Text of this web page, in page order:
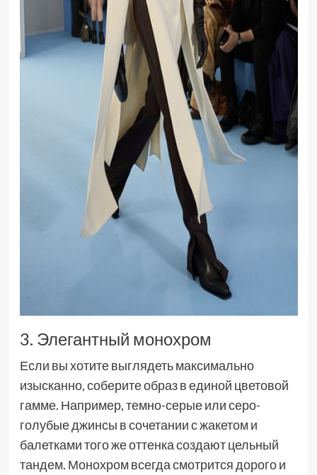
3. Элегантный монохром
Если вы хотите выглядеть максимально
изысканно, соберите образ в единой цветовой
гамме. Например, темно-серые или серо-
голубые джинсы в сочетании с жакетом и
балетками того же оттенка создают цельный
тандем. Монохром всегда смотрится дорого и